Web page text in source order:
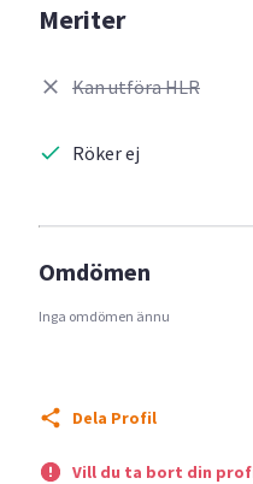
Meriter
Kan utföra HLR
Röker ej
Omdömen
Inga omdömen ännu
Dela Profil
Vill du ta bort din